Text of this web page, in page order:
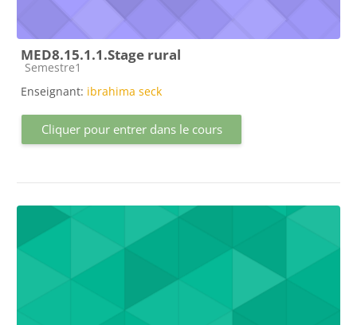
MED8.15.1.1.Stage rural
Catégorie de cours
Semestre1
Enseignant: ibrahima seck
Cliquer pour entrer dans le cours